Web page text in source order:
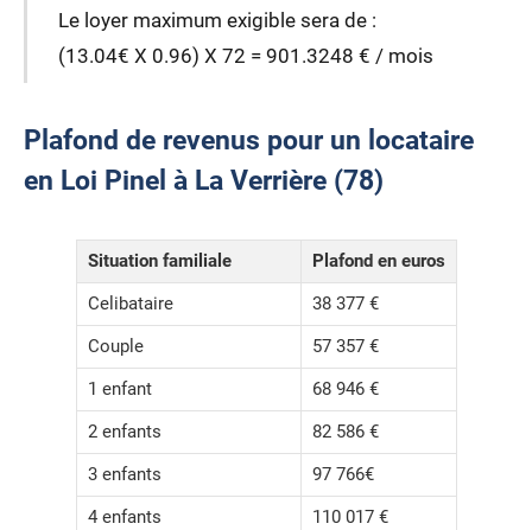
Le loyer maximum exigible sera de :
(13.04€ X 0.96) X 72 = 901.3248 € / mois
Plafond de revenus pour un locataire
en Loi Pinel à La Verrière (78)
Situation familiale
Plafond en euros
Celibataire
38 377 €
Couple
57 357 €
1 enfant
68 946 €
2 enfants
82 586 €
3 enfants
97 766€
4 enfants
110 017 €